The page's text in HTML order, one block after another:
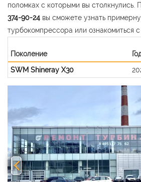
поломках с которыми вы столкнулись.
374-90-24 вы сможете узнать
турбокомпрессора или ознакомиться
Поколение
SWM Shineray X30